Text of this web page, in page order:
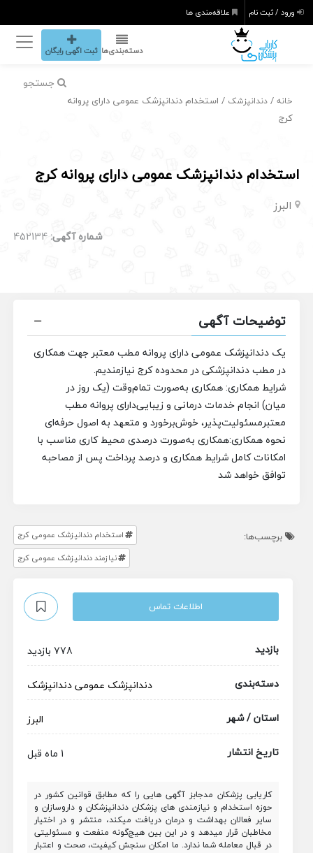
ورود / ثبت نام علاقه‌مندی ها
دسته‌بندی‌ها ثبت اگهی رایگان
جستجو
خانه /دندانپزشک / استخدام دندانپزشک عمومی دارای پروانه
کرج
استخدام دندانپزشک عمومی دارای پروانه کرج
البرز
شماره آگهی: 452134
توضیحات آگهی
یک دندانپزشک عمومی دارای پروانه مطب معتبر جهت همکاری
در مطب دندانپزشکی در محدوده کرج نیازمندیم.
شرایط همکاری:همکاری به‌صورت تمام‌وقت (یک روز در
میان) انجام خدمات درمانی و زیباییدارای پروانه مطب
معتبرمسئولیت‌پذیر، خوش‌برخورد و متعهد به اصول حرفه‌ای
نحوه همکاری:همکاری به‌صورت درصدی محیط کاری مناسب با
امکانات کاملشرایط همکاری و درصد پرداخت پس از مصاحبه
توافق خواهد شد
برچسب‌ها:
استخدام دندانپزشک عمومی کرج
نیازمند دندانپزشک عمومی کرج
اطلاعات تماس
بازدید
778 بازدید
دسته‌بندی
دندانپزشک عمومیدندانپزشک
استان / شهر
البرز
تاریخ انتشار
1 ماه قبل
کاریابی پزشکان مدجابز آگهی هایی را که مطابق قوانین کشور در
حوزه استخدام و نیازمندی های پزشکان دندانپزشکان و داروسازان و
سایر فعالان بهداشت و درمان دریافت میکند، منتشر و در اختیار
مخاطبان قرار میدهد و در این بین هیچ‌گونه منفعت و مسئولیتی
در قبال معامله شما ندارد. ما امکان سنجش کیفیت، صحت و اعتبار